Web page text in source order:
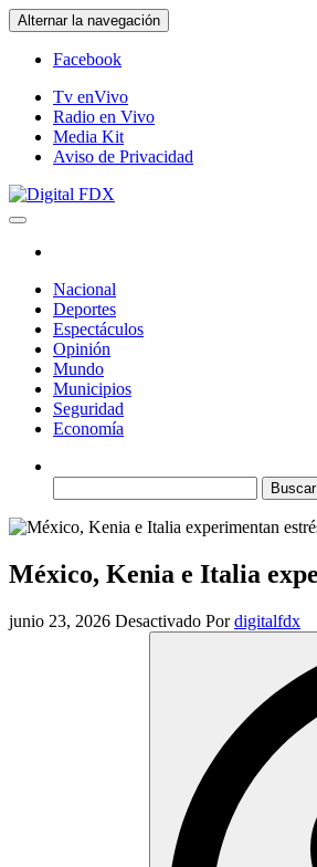
Saltar
al
contenido
Alternar la navegación
Facebook
Tv enVivo
Radio en Vivo
Media Kit
Aviso de Privacidad
Nacional
Deportes
Espectáculos
Opinión
Mundo
Municipios
Seguridad
Economía
México, Kenia e Italia
junio 23, 2026 Desactivado Por digitalfdx